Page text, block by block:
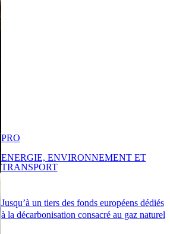
Jusqu’à un tiers des fonds européens dédiés
à la décarbonisation consacré au gaz naturel
PRO
ENERGIE, ENVIRONNEMENT ET
TRANSPORT